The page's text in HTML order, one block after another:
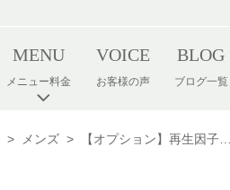
MENU
メニュー料金
VOICE
お客様の声
BLOG
ブログ一覧
> メンズ >